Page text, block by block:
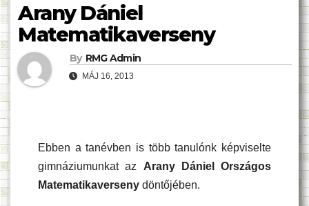
Arany Dániel
Matematikaverseny
By RMG Admin
MÁJ 16, 2013
Ebben a tanévben is több tanulónk képviselte
gimnáziumunkat az Arany Dániel Országos
Matematikaverseny döntőjében.